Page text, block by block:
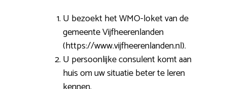
U bezoekt het WMO-loket van de
gemeente Vijfheerenlanden
(https://www.vijfheerenlanden.nl).
U persoonlijke consulent komt aan
huis om uw situatie beter te leren